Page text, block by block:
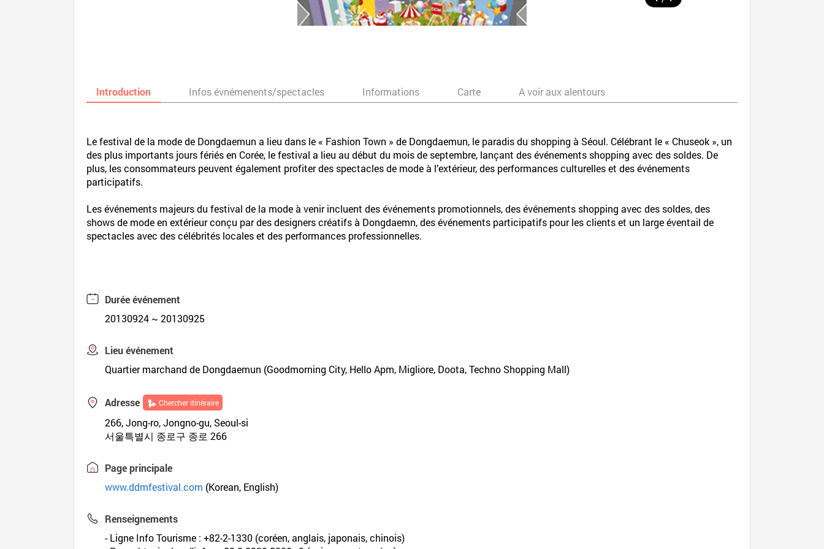
Introduction Infos évnémenents/spectacles Informations Carte A voir aux alentours
Le festival de la mode de Dongdaemun a lieu dans le « Fashion Town » de Dongdaemun, le paradis du shopping à Séoul. Célébrant le « Chuseok », un
des plus importants jours fériés en Corée, le festival a lieu au début du mois de septembre, lançant des événements shopping avec des soldes. De
plus, les consommateurs peuvent également profiter des spectacles de mode à l’extérieur, des performances culturelles et des événements
participatifs.
Les événements majeurs du festival de la mode à venir incluent des événements promotionnels, des événements shopping avec des soldes, des
shows de mode en extérieur conçu par des designers créatifs à Dongdaemn, des événements participatifs pour les clients et un large éventail de
spectacles avec des célébrités locales et des performances professionnelles.
Durée événement
20130924 ~ 20130925
Lieu événement
Quartier marchand de Dongdaemun (Goodmorning City, Hello Apm, Migliore, Doota, Techno Shopping Mall)
Adresse Chercher itinéraire
266, Jong-ro, Jongno-gu, Seoul-si
서울특별시 종로구 종로 266
Page principale
www.ddmfestival.com (Korean, English)
Renseignements
- Ligne Info Tourisme : +82-2-1330 (coréen, anglais, japonais, chinois)